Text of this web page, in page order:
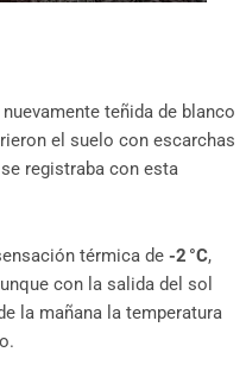
teñida de blanco
el suelo con escarchas
registraba con esta
térmica de -2 °C,
con la salida del sol
la mañana la temperatura